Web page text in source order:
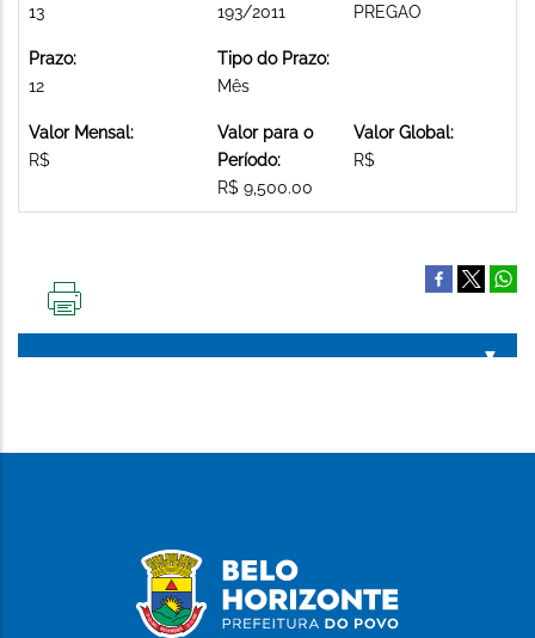
13
193/2011
PREGAO
Prazo:
12
Tipo do Prazo:
Mês
Valor Mensal:
R$
Valor para o
Período:
R$ 9,500.00
Valor Global:
R$
PÁGINA